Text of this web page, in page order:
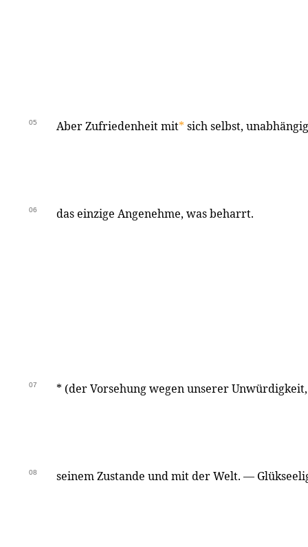
05 Aber Zufriedenheit mit* sich selbst,
06 das einzige Angenehme, was beharrt.
07 * (der Vorsehung wegen unserer
08 seinem Zustande und mit der Welt. —